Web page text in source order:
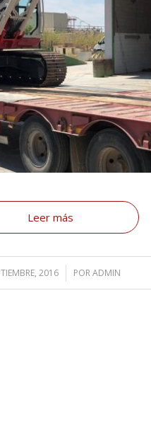
Leer más
2016
/ PORADMIN